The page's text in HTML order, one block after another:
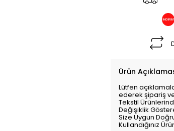
Ürün
Lütfen
ederek şipariş
Tekstil
Değişiklik
Size Uygun
Kullandığınız